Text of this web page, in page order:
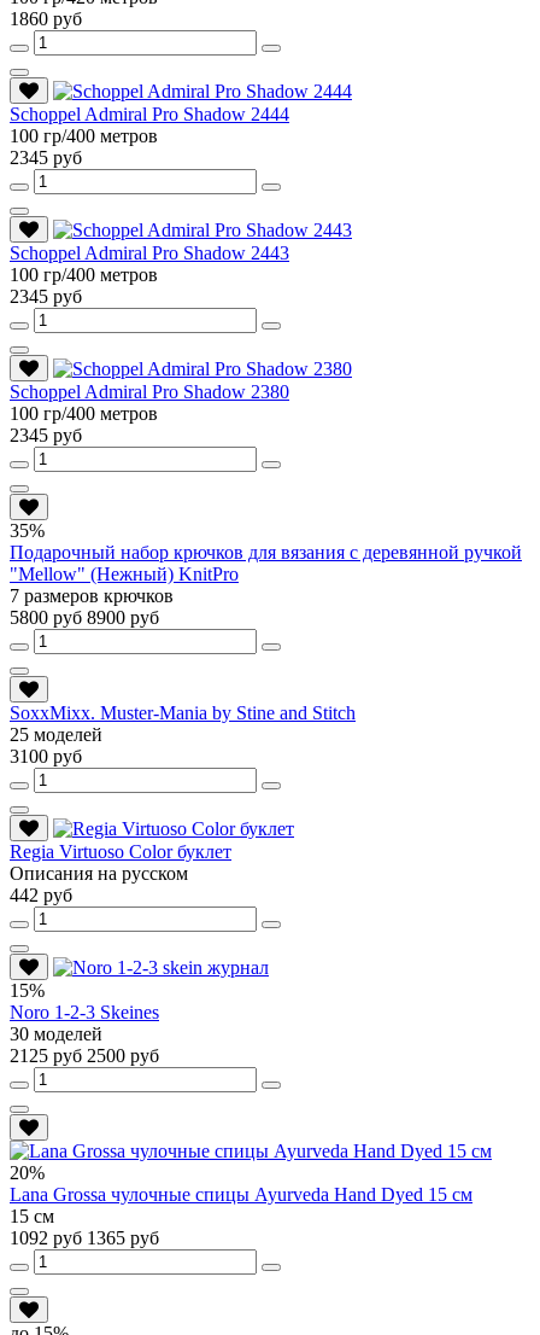
1860 руб
Schoppel Admiral Pro Shadow 2444
100 гр/400 метров
2345 руб
Schoppel Admiral Pro Shadow 2443
100 гр/400 метров
2345 руб
Schoppel Admiral Pro Shadow 2380
100 гр/400 метров
2345 руб
35%
Подарочный набор крючков для вязания с деревянной ручкой
"Mellow" (Нежный) KnitPro
7 размеров крючков
5800 руб 8900 руб
SoxxMixx. Muster-Mania by Stine and Stitch
25 моделей
3100 руб
Regia Virtuoso Color буклет
Описания на русском
442 руб
15%
Noro 1-2-3 Skeines
30 моделей
2125 руб 2500 руб
20%
Lana Grossa чулочные спицы Ayurveda Hand Dyed 15 см
15 см
1092 руб 1365 руб